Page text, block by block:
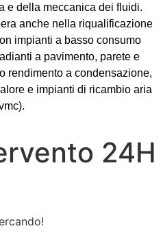
e della meccanica dei fluidi.
anche nella riqualificazione
impianti a basso consumo
a pavimento, parete e
rendimento a condensazione,
e impianti di ricambio aria
).
24H